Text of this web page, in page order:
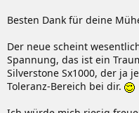
Besten Dank für deine
Der neue scheint
Spannung, das ist ein
Silverstone Sx1000, der ja
Toleranz-Bereich bei dir.